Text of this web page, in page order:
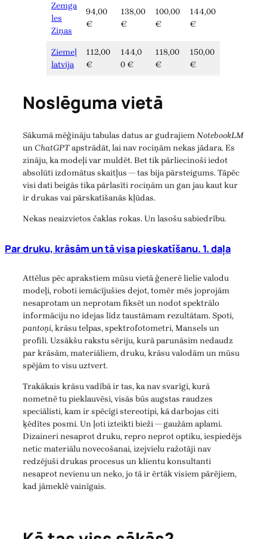
Zemga
les
Ziņas
94,00
€
138,00
€
100,00
€
144,00
€
Ziemeļ
latvija
112,00
€
144,0
0 €
118,00
€
150,00
€
Noslēguma vietā
Sākumā mēģināju tabulas datus ar gudrajiemNotebookLM
un ChatGPTapstrādāt, lai nav rociņām nekas jādara. Es
zināju, ka modeļi var muldēt. Bet tik pārliecinoši iedot
absolūti izdomātus skaitļus — tas bija pārsteigums. Tāpēc
visi dati beigās tika pārlasīti rociņām un gan jau kaut kur
ir drukas vai pārskatīšanās kļūdas.
Nekas neaizvietos čaklas rokas. Un lasošu sabiedrību.
Par druku, krāsām un tā visa pieskatīšanu. 1. daļa
Attēlus pēc aprakstiem mūsu vietā ģenerē lielie valodu
modeļi, roboti iemācījušies dejot, tomēr mēs joprojām
nesaprotam un neprotam fiksēt un nodot spektrālo
informāciju no idejas līdz taustāmam rezultātam. Spoti,
pantoņi, krāsu telpas, spektrofotometri, Mansels un
profili. Uzsākšu rakstu sēriju, kurā parunāsim nedaudz
par krāsām, materiāliem, druku, krāsu valodām un mūsu
spējām to visu uztvert.
Trakākais krāsu vadībā ir tas, ka nav svarīgi, kurā
nometnē tu pieklauvēsi, visās būs augstas raudzes
speciālisti, kam ir spēcīgi stereotipi, kā darbojas citi
ķēdītes posmi. Un ļoti izteikti bieži — gaužām aplami.
Dizaineri nesaprot druku, repro neprot optiku, iespiedējs
netic materiālu novecošanai, izejvielu ražotāji nav
redzējuši drukas procesus un klientu konsultanti
nesaprot nevienu un neko, jo tā ir ērtāk visiem pārējiem,
kad jāmeklē vainīgais.